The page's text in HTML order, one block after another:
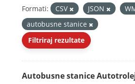
Formati: CSV JSON
autobusne stanice
Filtriraj rezultate
Autobusne stanice